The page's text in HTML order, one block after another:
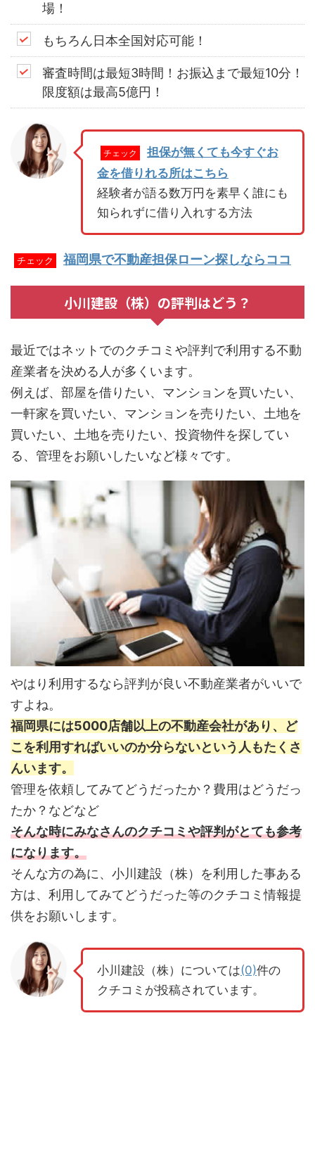
場！
もちろん日本全国対応可能！
審査時間は最短3時間！お振込まで最短10分！
限度額は最高5億円！
チェック
担保が無くても今すぐお
金を借りれる所はこちら
経験者が語る数万円を素早く誰にも
知られずに借り入れする方法
チェック 福岡県で不動産担保ローン探しならココ
小川建設（株）の評判はどう？
最近ではネットでのクチコミや評判で利用する不動
産業者を決める人が多くいます。
例えば、部屋を借りたい、マンションを買いたい、
一軒家を買いたい、マンションを売りたい、土地を
買いたい、土地を売りたい、投資物件を探してい
る、管理をお願いしたいなど様々です。
やはり利用するなら評判が良い不動産業者がいいで
すよね。
福岡県には5000店舗以上の不動産会社があり、ど
こを利用すればいいのか分らないという人もたくさ
んいます。
管理を依頼してみてどうだったか？費用はどうだっ
たか？などなど
そんな時にみなさんのクチコミや評判がとても参考
になります。
そんな方の為に、小川建設（株）を利用した事ある
方は、利用してみてどうだった等のクチコミ情報提
供をお願いします。
小川建設（株）については(0)件の
クチコミが投稿されています。